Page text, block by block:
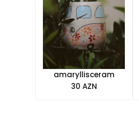
amaryllisceram
30 AZN